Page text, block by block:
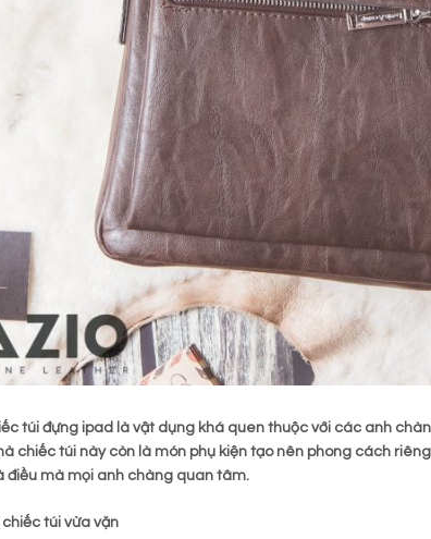
túi đựng ipad là vật dụng khá quen thuộc với các anh
chiếc túi này còn là món phụ kiện tạo nên phong cách
điều mà mọi anh chàng quan tâm.
túi vừa vặn